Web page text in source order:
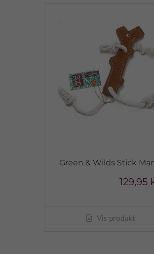
Green & Wilds Stick
129,95
Vis produkt